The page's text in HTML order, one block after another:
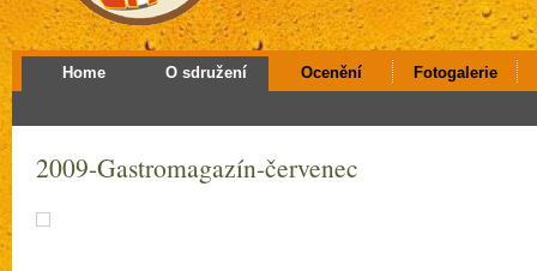
Home O sdružení Ocenění Fotogalerie
2009-Gastromagazín-červenec